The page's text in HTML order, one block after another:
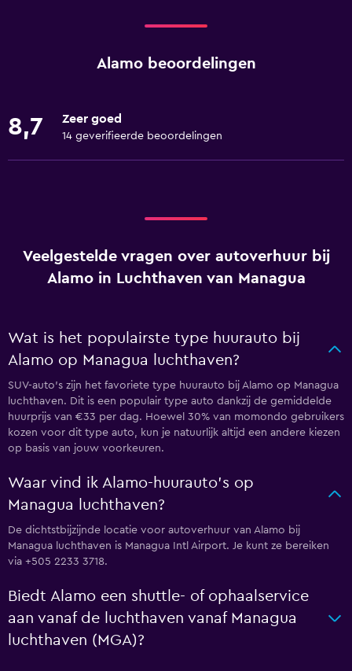
Alamo beoordelingen
8,7 Zeer goed
14 geverifieerde beoordelingen
Veelgestelde vragen over autoverhuur bij
Alamo in Luchthaven van Managua
Wat is het populairste type huurauto bij
Alamo op Managua luchthaven?
SUV-auto's zijn het favoriete type huurauto bij Alamo op Managua
luchthaven. Dit is een populair type auto dankzij de gemiddelde
huurprijs van €33 per dag. Hoewel 30% van momondo gebruikers
kozen voor dit type auto, kun je natuurlijk altijd een andere kiezen
op basis van jouw voorkeuren.
Waar vind ik Alamo-huurauto's op
Managua luchthaven?
De dichtstbijzijnde locatie voor autoverhuur van Alamo bij
Managua luchthaven is Managua Intl Airport. Je kunt ze bereiken
via +505 2233 3718.
Biedt Alamo een shuttle- of ophaalservice
aan vanaf de luchthaven vanaf Managua
luchthaven (MGA)?